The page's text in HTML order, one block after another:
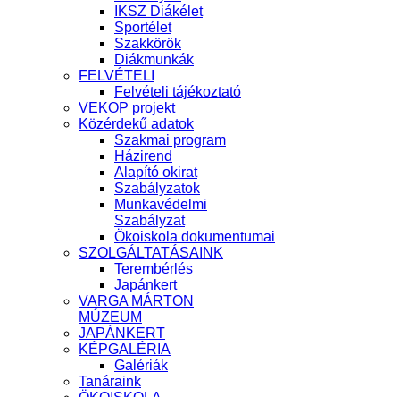
IKSZ Diákélet
Sportélet
Szakkörök
Diákmunkák
FELVÉTELI
Felvételi tájékoztató
VEKOP projekt
Közérdekű adatok
Szakmai program
Házirend
Alapító okirat
Szabályzatok
Munkavédelmi
Szabályzat
Ökoiskola dokumentumai
SZOLGÁLTATÁSAINK
Terembérlés
Japánkert
VARGA MÁRTON
MÚZEUM
JAPÁNKERT
KÉPGALÉRIA
Galériák
Tanáraink